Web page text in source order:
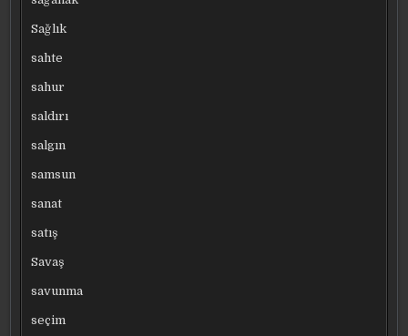
Sağlık
sahte
sahur
saldırı
salgın
samsun
sanat
satış
Savaş
savunma
seçim